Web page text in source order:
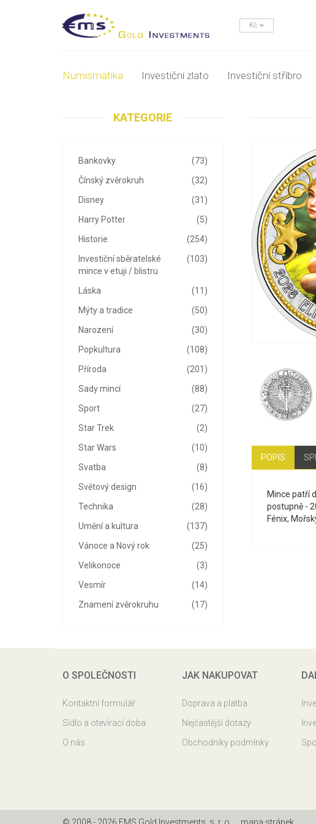
Kč
Numismatika Investiční zlato Investiční stříbro
KATEGORIE
(73)
Bankovky
(32)
Čínský zvěrokruh
(31)
Disney
(5)
Harry Potter
(254)
Historie
(103)
Investiční sběratelské
mince v etuji / blistru
(11)
Láska
(50)
Mýty a tradice
(30)
Narození
(108)
Popkultura
(201)
Příroda
(88)
Sady mincí
(27)
Sport
(2)
Star Trek
(10)
Star Wars
(8)
Svatba
(16)
Světový design
(28)
Technika
(137)
Umění a kultura
(25)
Vánoce a Nový rok
(3)
Velikonoce
(14)
Vesmír
(17)
Znamení zvěrokruhu
POPIS
Mince patří
postupně -
Fénix,
O SPOLEČNOSTI
Kontaktní formulář
Sídlo a otevírací doba
O nás
JAK NAKUPOVAT
Doprava a platba
Nejčastější dotazy
Obchodníky podmínky